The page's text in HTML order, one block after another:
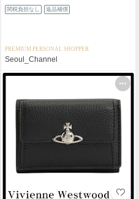
関税負担なし 返品補償
PREMIUM PERSONAL SHOPPER
Seoul_Channel